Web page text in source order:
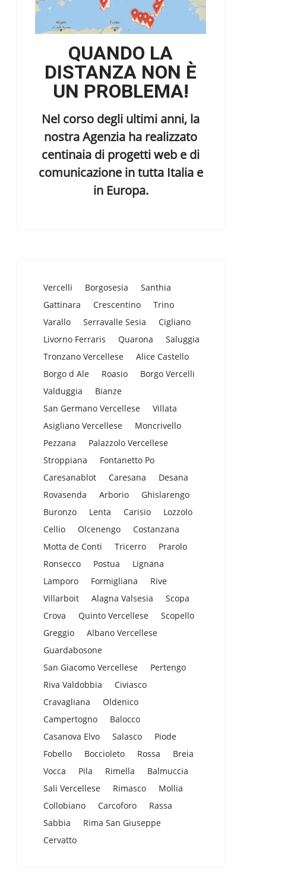
QUANDO LA
DISTANZA NON È
UN PROBLEMA!
Nel corso degli ultimi anni, la
nostra Agenzia ha realizzato
centinaia di progetti web e di
comunicazione in tutta Italia e
in Europa.
Vercelli Borgosesia
Santhia
Gattinara
Crescentino
Trino
Varallo
Serravalle Sesia
Cigliano
Livorno Ferraris
Quarona
Saluggia
Tronzano Vercellese
Alice Castello
Borgo d Ale
Roasio
Borgo Vercelli
Valduggia
Bianze
San Germano Vercellese
Villata
Asigliano Vercellese
Moncrivello
Pezzana
Palazzolo Vercellese
Stroppiana
Fontanetto Po
Caresanablot
Caresana
Desana
Rovasenda
Arborio
Ghislarengo
Buronzo
Lenta Carisio
Lozzolo
Cellio
Olcenengo
Costanzana
Motta de Conti
Tricerro
Prarolo
Ronsecco
Postua
Lignana
Lamporo
Formigliana
Rive
Villarboit
Alagna Valsesia
Scopa
Crova
Quinto Vercellese
Scopello
Greggio
Albano Vercellese
Guardabosone
San Giacomo Vercellese
Pertengo
Riva Valdobbia
Civiasco
Cravagliana
Oldenico
Campertogno
Balocco
Casanova Elvo
Salasco
Piode
Fobello
Boccioleto Rossa
Breia
Vocca
Pila Rimella
Balmuccia
Sali Vercellese
Rimasco
Mollia
Collobiano
Carcoforo
Rassa
Sabbia
Rima San Giuseppe
Cervatto